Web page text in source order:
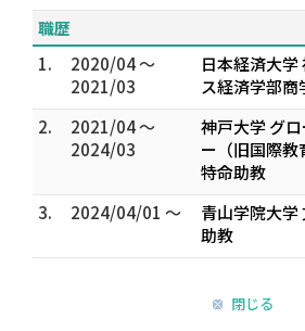
職歴
1.
2020/04 ～
2021/03
日本経済大
ス経済学部商
2.
2021/04 ～
2024/03
神戸大学 グ
ー（旧国際教
特命助教
3.
2024/04/01 ～
青山学院大学
助教
閉じる